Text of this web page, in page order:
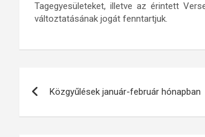
Tagegyesületeket, illetve az érintett
változtatásának jogát fenntartjuk.
navigáció
Közgyűlések január-február hónapban